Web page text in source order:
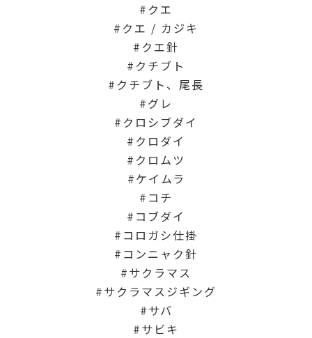
クエ
クエ / カジキ
クエ針
クチブト
クチブト、尾長
グレ
クロシブダイ
クロダイ
クロムツ
ケイムラ
コチ
コブダイ
コロガシ仕掛
コンニャク針
サクラマス
サクラマスジギング
サバ
サビキ